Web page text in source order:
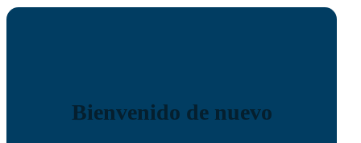
Bienvenido de nuevo